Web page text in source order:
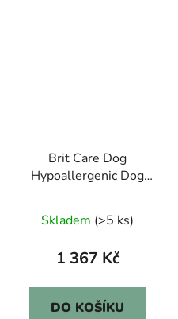
Brit Care Dog
Hypoallergenic Dog
Skladem (>5 ks)
1 367 Kč
DO KOŠÍKU